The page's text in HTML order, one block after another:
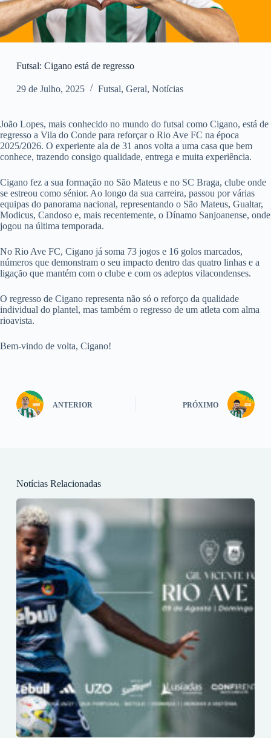
Futsal: Cigano está de regresso
29 de Julho, 2025 Futsal, Geral, Notícias
João Lopes, mais conhecido no mundo do futsal como Cigano, está de
regresso a Vila do Conde para reforçar o Rio Ave FC na época
2025/2026. O experiente ala de 31 anos volta a uma casa que bem
conhece, trazendo consigo qualidade, entrega e muita experiência.
Cigano fez a sua formação no São Mateus e no SC Braga, clube onde
se estreou como sénior. Ao longo da sua carreira, passou por várias
equipas do panorama nacional, representando o São Mateus, Gualtar,
Modicus, Candoso e, mais recentemente, o Dínamo Sanjoanense, onde
jogou na última temporada.
No Rio Ave FC, Cigano já soma 73 jogos e 16 golos marcados,
números que demonstram o seu impacto dentro das quatro linhas e a
ligação que mantém com o clube e com os adeptos vilacondenses.
O regresso de Cigano representa não só o reforço da qualidade
individual do plantel, mas também o regresso de um atleta com alma
rioavista.
Bem-vindo de volta, Cigano!
ANTERIOR PRÓXIMO
Notícias Relacionadas